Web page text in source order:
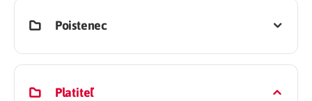
Poistenec
Platiteľ